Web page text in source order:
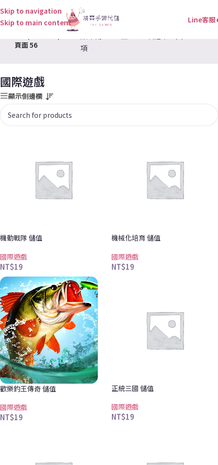
Skip to navigation
Skip to main content
Line客服
頁面 56
項
國際遊戲
顯示側邊欄
機動戰隊 儲值
國際遊戲
NT$19
機械化培育 儲值
國際遊戲
NT$19
歡樂釣王傳奇 儲值
國際遊戲
NT$19
正統三國 儲值
國際遊戲
NT$19